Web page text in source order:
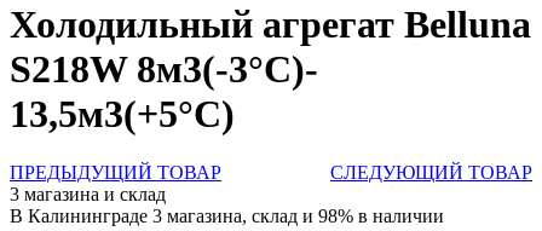
Холодильный агрегат Belluna
S218W 8м3(-3°C)-
13,5м3(+5°C)
ПРЕДЫДУЩИЙ ТОВАР
СЛЕДУЮЩИЙ ТОВАР
3 магазина и склад
В Калининграде 3 магазина, склад и 98% в наличии